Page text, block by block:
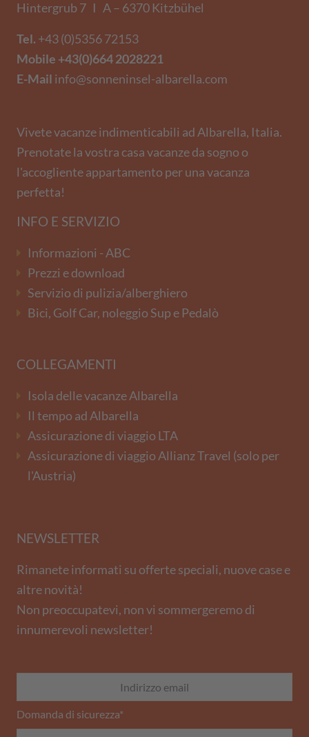
Hintergrub 7 I A – 6370 Kitzbühel
Tel. +43 (0)5356 72153
Mobile +43(0)664 2028221
E-Mail info@sonneninsel-albarella.com
Vivete vacanze indimenticabili ad Albarella, Italia.
Prenotate la vostra casa vacanze da sogno o
l'accogliente appartamento per una vacanza
perfetta!
INFO E SERVIZIO
Informazioni - ABC
Prezzi e download
Servizio di pulizia/alberghiero
Bici, Golf Car, noleggio Sup e Pedalò
COLLEGAMENTI
Isola delle vacanze Albarella
Il tempo ad Albarella
Assicurazione di viaggio LTA
Assicurazione di viaggio Allianz Travel (solo per
l'Austria)
NEWSLETTER
Rimanete informati su offerte speciali, nuove case e
altre novità!
Non preoccupatevi, non vi sommergeremo di
innumerevoli newsletter!
Domanda di sicurezza*